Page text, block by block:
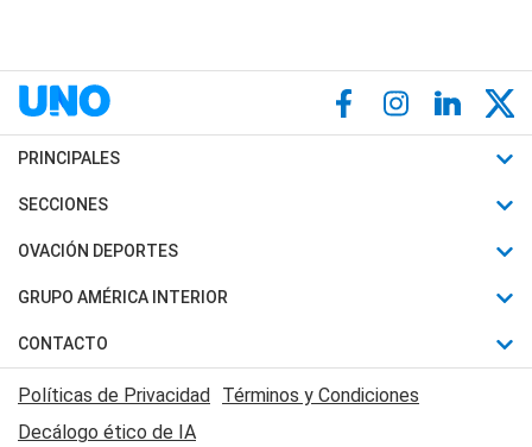
PRINCIPALES
Últimas Noticias
Política
Judiciales
Economia
SECCIONES
Horóscopo
Motores
Trucos caseros
Series y Películas
Edictos y Solicitadas
OVACIÓN DEPORTES
Fútbol
Mundial
Automovilismo
Rugby
GRUPO AMÉRICA INTERIOR
Canal 7 en Vivo
CONTACTO
Acerca de Nosotros
Contactanos
Políticas de Privacidad Términos y Condiciones
Decálogo ético de IA